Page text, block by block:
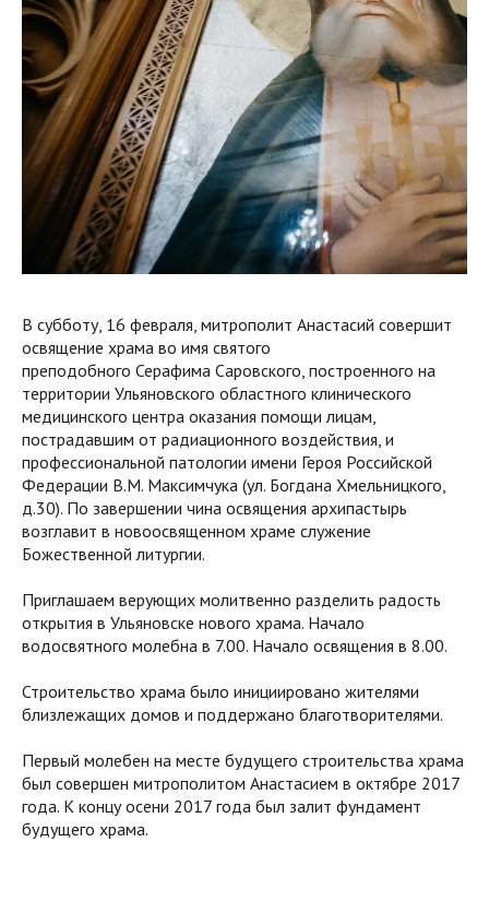
В субботу, 16 февраля, митрополит Анастасий совершит
освящение храма во имя святого
преподобного Серафима Саровского, построенного на
территории Ульяновского областного клинического
медицинского центра оказания помощи лицам,
пострадавшим от радиационного воздействия, и
профессиональной патологии имени Героя Российской
Федерации В.М. Максимчука (ул. Богдана Хмельницкого,
д.30). По завершении чина освящения архипастырь
возглавит в новоосвященном храме служение
Божественной литургии.
Приглашаем верующих молитвенно разделить радость
открытия в Ульяновске нового храма. Начало
водосвятного молебна в 7.00. Начало освящения в 8.00.
Строительство храма было инициировано жителями
близлежащих домов и поддержано благотворителями.
Первый молебен на месте будущего строительства храма
был совершен митрополитом Анастасием в октябре 2017
года. К концу осени 2017 года был залит фундамент
будущего храма.